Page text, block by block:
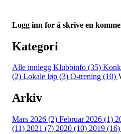
Logg inn for å skrive en
Kategori
Alle innlegg Klubbinfo (35)
(2) Lokale løp (3) O-trening (10)
Arkiv
Mars 2026 (2) Februar 2026 (1)
(11) 2021 (7) 2020 (10) 2019 (16)